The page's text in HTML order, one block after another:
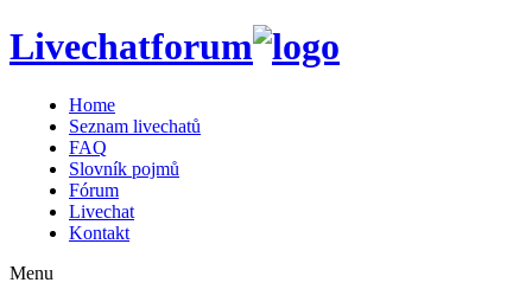
Livechatforum
Home
Seznam livechatů
FAQ
Slovník pojmů
Fórum
Livechat
Kontakt
Menu